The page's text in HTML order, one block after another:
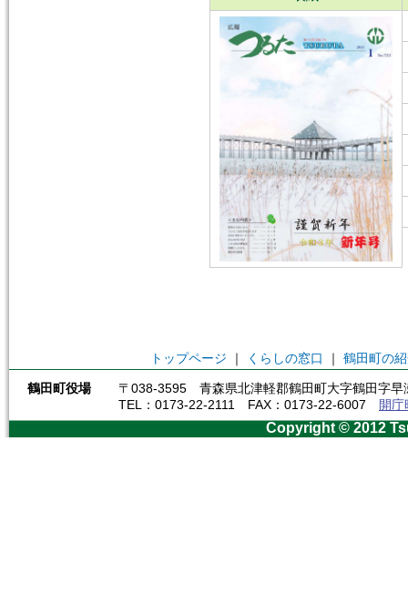
トップページ ｜ くらしの窓口 ｜ 鶴田町の
鶴田町役場
〒038-3595 青森県北津軽郡鶴田町大字鶴田字早
TEL：0173-22-2111 FAX：0173-22-6007
開
Copyright © 2012